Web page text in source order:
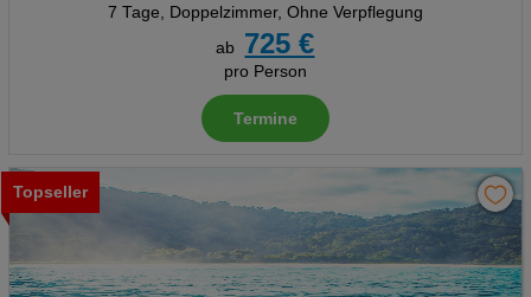
7 Tage, Doppelzimmer, Ohne Verpflegung
ab
725 €
pro Person
Termine
Topseller